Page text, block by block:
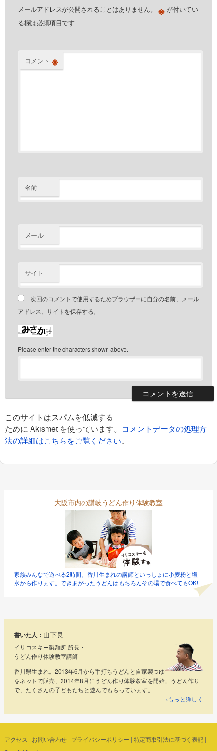
メールアドレスが公開されることはありません。 ※が付いてい
る欄は必須項目です
コメント ※
名前
メール
サイト
次回のコメントで使用するためブラウザーに自分の名前、メール
アドレス、サイトを保存する。
Please enter the characters shown above.
このサイトはスパムを低減する
ために Akismet を使っています。 コメントデータの処理方
法の詳細はこちらをご覧ください。
大阪市内の讃岐うどん作り体験教室
家族みんなで遊べる2時間。香川生まれの講師といっしょに小麦粉と塩
水から作ります。できあがったうどんはもちろんその場で食べてもOK!
書いた人： 山下良
イリコスキー製麺所 所長・
うどん作り体験教室講師
香川県生まれ。2013年6月から手打ちうどんと自家製つゆ
をネットで販売、2014年8月にうどん作り体験教室を開始。うどん作り
で、たくさんの子どもたちと遊んでもらっています。
→もっと詳しく
アクセス | お問い合わせ| プライバシーポリシー | 特定商取引法に基づく表記|